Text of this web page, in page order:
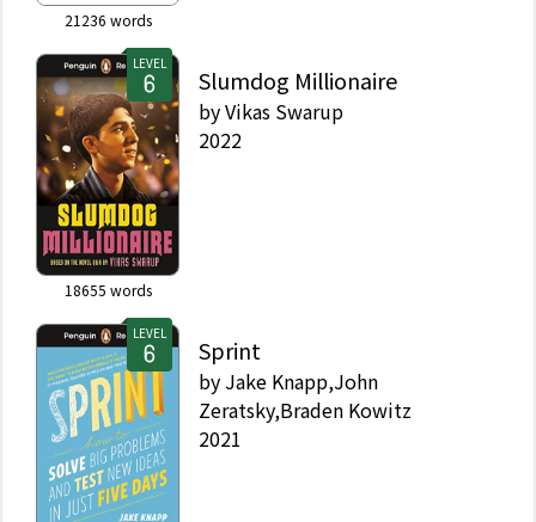
21236 words
LEVEL
18655 words
Slumdog Millionaire
byVikas Swarup
2022
LEVEL
Sprint
by Jake Knapp,John
Zeratsky,Braden Kowitz
2021